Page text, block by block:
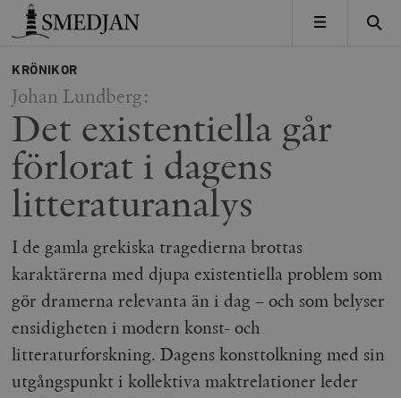
Timbro
MENY
KRÖNIKOR
Johan Lundberg:
Det existentiella går
förlorat i dagens
litteraturanalys
I de gamla grekiska tragedierna brottas
karaktärerna med djupa existentiella problem som
gör dramerna relevanta än i dag – och som belyser
ensidigheten i modern konst- och
litteraturforskning. Dagens konsttolkning med sin
utgångspunkt i kollektiva maktrelationer leder